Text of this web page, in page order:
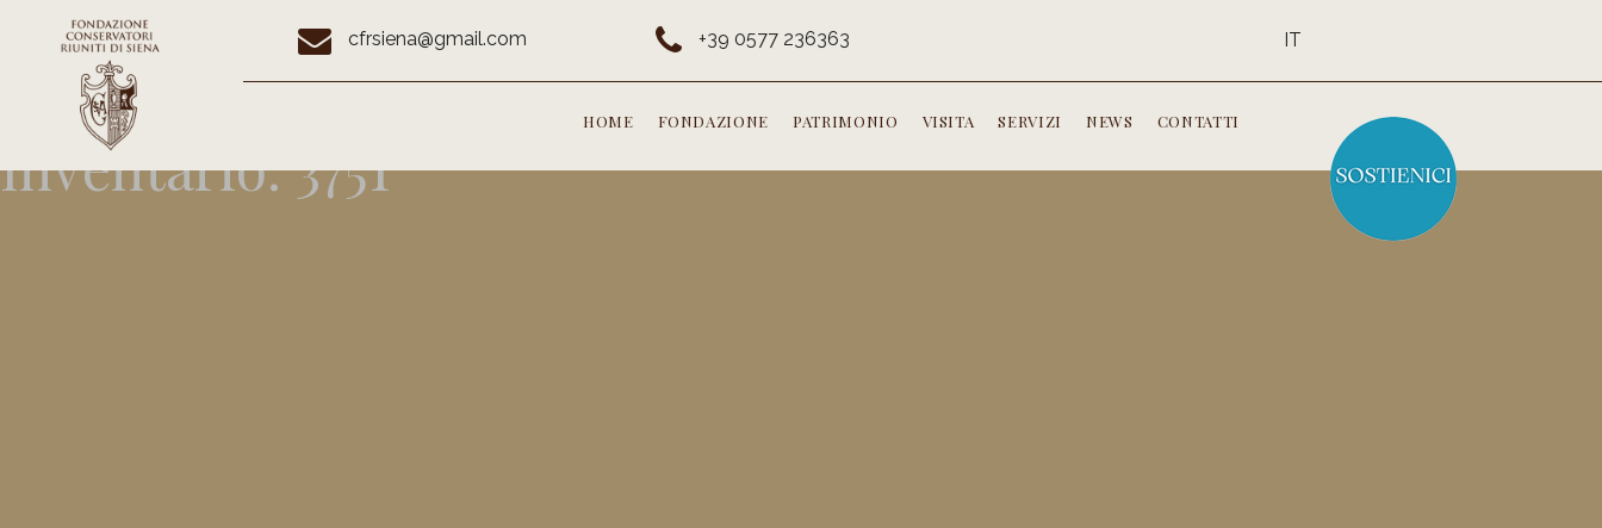
cfrsiena@gmail.com +39 0577 236363 IT
HOME FONDAZIONE PATRIMONIO VISITA SERVIZI NEWS CONTATTI
Inventario:3751